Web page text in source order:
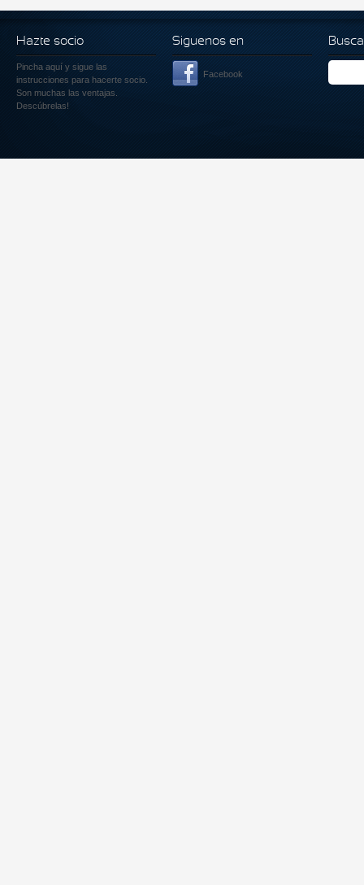
Hazte socio
Pincha aquí y sigue las
instrucciones para hacerte socio.
Son muchas las ventajas.
Descúbrelas!
Siguenos en
Facebook